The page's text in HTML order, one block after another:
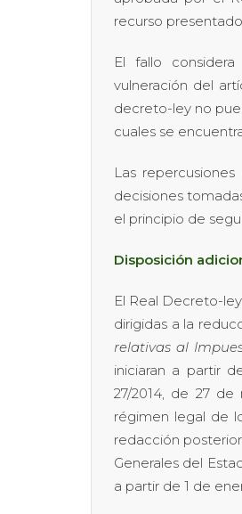
recurso
El fallo
vulneración del
decreto-ley no
cuales se
Las
decisiones
el principio de
Disposición
El Real Decreto-
dirigidas a la
relativas al
iniciaran a partir
27/2014, de 27
régimen legal de
redacción
Generales del
a partir de 1 de